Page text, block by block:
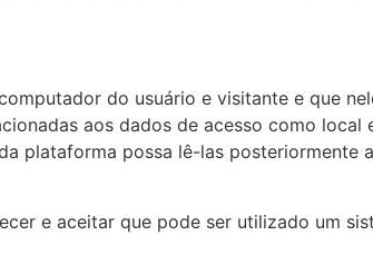
do usuário e visitante e que
aos dados de acesso como local
plataforma possa lê-las posteriormente
e aceitar que pode ser utilizado um